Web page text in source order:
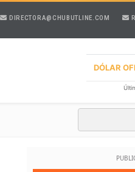
DIRECTORA@CHUBUTLINE.COM
DÓLAR